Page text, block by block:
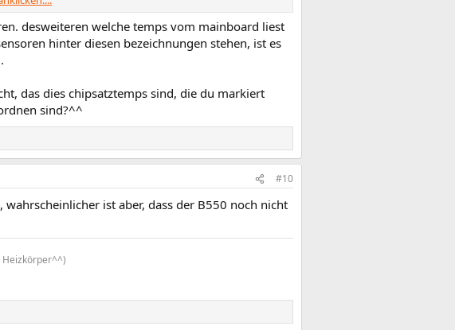
sehr hohe Temperaturen an - im Windows Betrieb liegt
92°C an, bei HWiNFO sind wir bei ca 85°C im Windows
desweiteren welche temps vom mainboard liest
hinter diesen bezeichnungen stehen, ist es
das dies chipsatztemps sind, die du markiert
sind?^^
#10
ist aber, dass der B550 noch nicht
Heizkörper^^)